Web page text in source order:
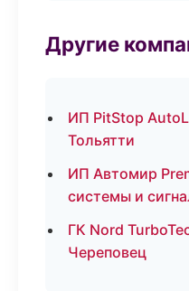
Другие
ИП PitStop
Тольятти
ИП Автомир
системы и
ГК Nord
Череповец